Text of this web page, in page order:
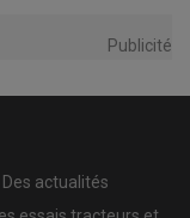
Publicité
actualités